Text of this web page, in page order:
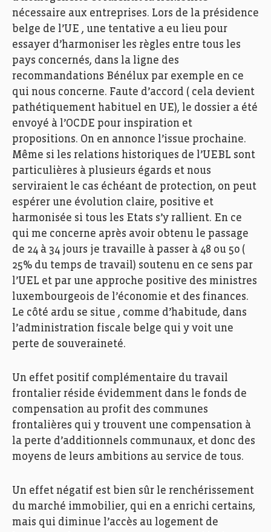
nécessaire aux entreprises. Lors de la présidence
belge de l’UE , une tentative a eu lieu pour
essayer d’harmoniser les règles entre tous les
pays concernés, dans la ligne des
recommandations Bénélux par exemple en ce
qui nous concerne. Faute d’accord ( cela devient
pathétiquement habituel en UE), le dossier a été
envoyé à l’OCDE pour inspiration et
propositions. On en annonce l’issue prochaine.
Même si les relations historiques de l’UEBL sont
particulières à plusieurs égards et nous
serviraient le cas échéant de protection, on peut
espérer une évolution claire, positive et
harmonisée si tous les Etats s’y rallient. En ce
qui me concerne après avoir obtenu le passage
de 24 à 34 jours je travaille à passer à 48 ou 50 (
25% du temps de travail) soutenu en ce sens par
l’UEL et par une approche positive des ministres
luxembourgeois de l’économie et des finances.
Le côté ardu se situe , comme d’habitude, dans
l’administration fiscale belge qui y voit une
perte de souveraineté.
Un effet positif complémentaire du travail
frontalier réside évidemment dans le fonds de
compensation au profit des communes
frontalières qui y trouvent une compensation à
la perte d’additionnels communaux, et donc des
moyens de leurs ambitions au service de tous.
Un effet négatif est bien sûr le renchérissement
du marché immobilier, qui en a enrichi certains,
mais qui diminue l’accès au logement de